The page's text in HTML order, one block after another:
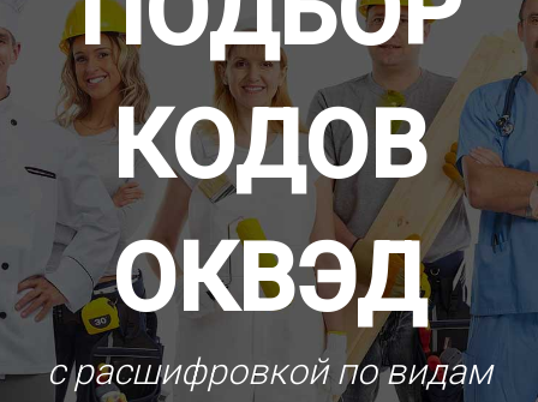
КОДОВ
ОКВЭД
с расшифровкой по видам